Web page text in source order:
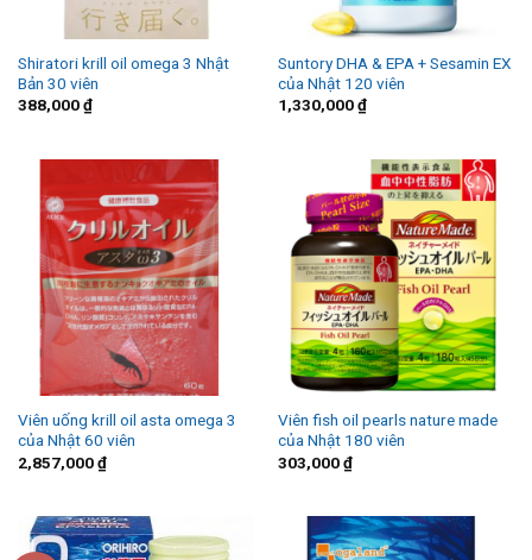
Shiratori krill oil omega 3 Nhật
Bản 30 viên
388,000₫
Suntory DHA & EPA + Sesamin EX
của Nhật 120 viên
1,330,000₫
Viên uống krill oil asta omega 3
của Nhật 60 viên
2,857,000₫
Viên fish oil pearls nature made
của Nhật 180 viên
303,000₫